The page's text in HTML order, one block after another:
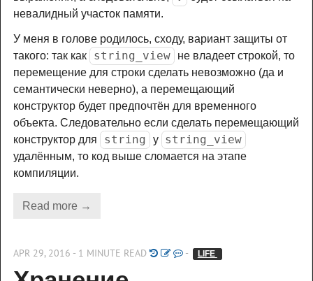
невалидный участок памяти.
У меня в голове родилось, сходу, вариант защиты от
такого: так как
string_view
не владеет строкой, то
перемещение для строки сделать невозможно (да и
семантически неверно), а перемещающий
конструктор будет предпочтён для временного
объекта. Следовательно если сделать перемещающий
конструктор для
string у string_view
удалённым, то код выше сломается на этапе
компиляции.
Read more →
APR 29, 2016 - 1 MINUTE READ - LIFE